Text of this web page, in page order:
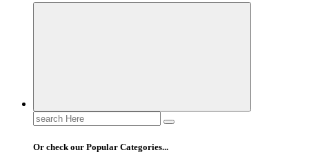
Search
for:
Or check our Popular Categories...